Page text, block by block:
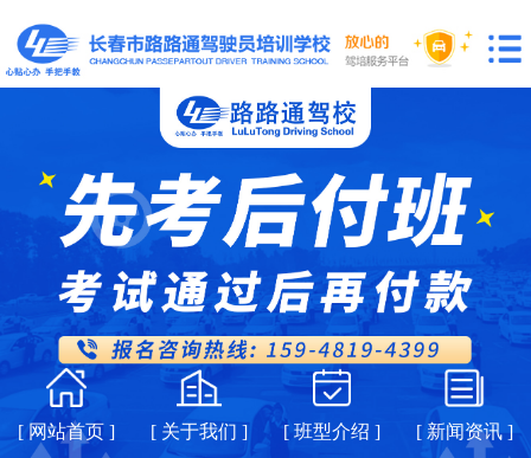
[ 网站首页 ] [ 关于我们 ] [ 班型介绍 ] [ 新闻资讯 ]